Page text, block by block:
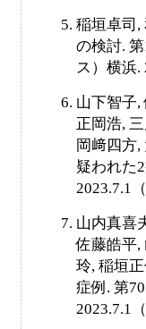
稲垣卓司,
の検討.
ス）横浜.
山下智子,
正岡浩,
岡﨑四方
疑われた
2023.7.1
山内真喜
佐藤皓平,
玲, 稲垣
症例. 第
2023.7.1